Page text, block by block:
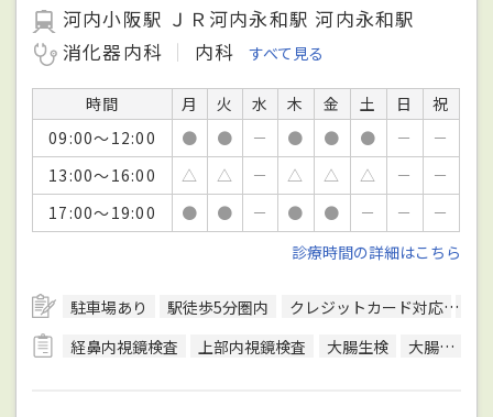
河内小阪駅 ＪＲ河内永和駅 河内永和駅
消化器内科
内科 すべて見る
時間 月 火 水 木 金 土 日
祝
09:00～12:00
● ● － ● ● ● －
－
13:00～16:00
△ △ － △ △ △ －
－
17:00～19:00
● ● － ● ● － －
－
診療時間の詳細はこちら
駐車場あり 駅徒歩5分圏内 クレジットカード対応
経鼻内視鏡検査
上部内視鏡検査 大腸生検 大腸内視鏡検査